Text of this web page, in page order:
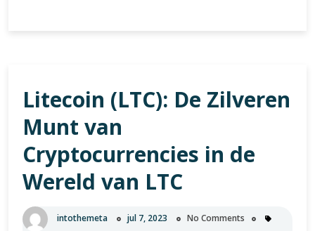
Een
Gids
voor
Beginners
Litecoin (LTC): De Zilveren
Munt van
Cryptocurrencies in de
Wereld van LTC
intothemeta jul 7, 2023 No Comments